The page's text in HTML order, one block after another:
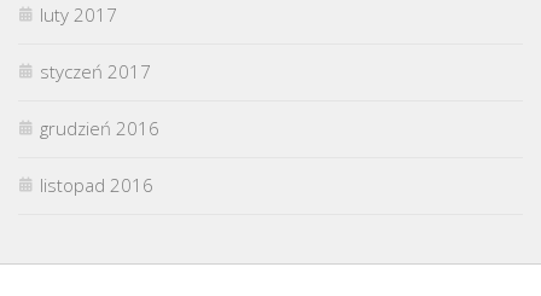
luty 2017
styczeń 2017
grudzień 2016
listopad 2016